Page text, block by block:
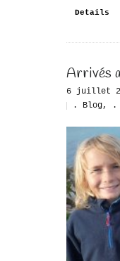
Details
Arrivés
6 juillet
. Blog, .